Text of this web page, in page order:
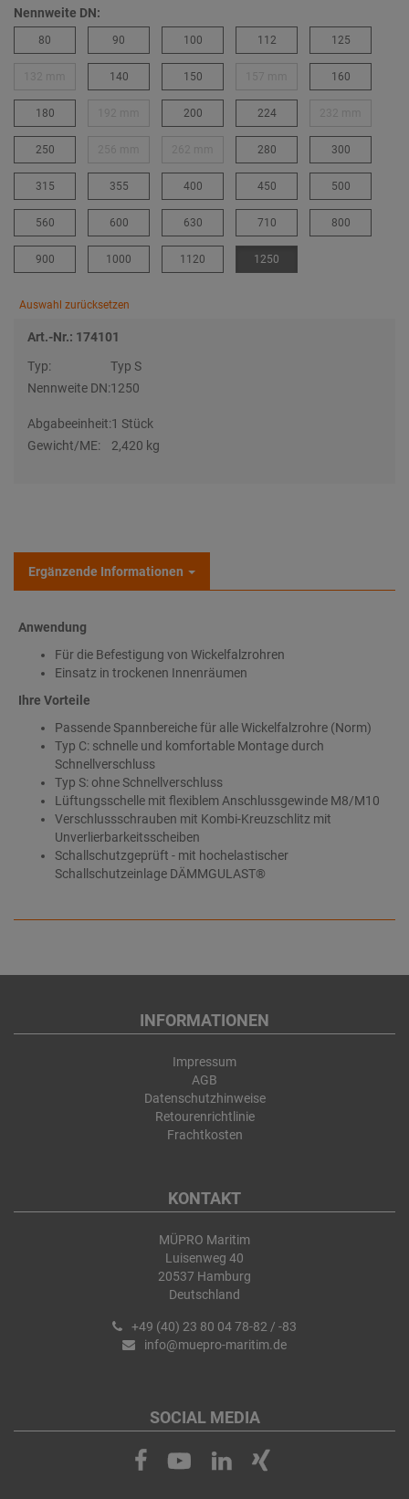
Nennweite DN:
80 90 100 112 125
140 150 160
180 200 224
250 280 300
315 355 400 450 500
560 600 630 710 800
900 1000 1120 1250
Auswahl zurücksetzen
Art.-Nr.: 174101
Typ:
Typ S
Nennweite DN:1250
Abgabeeinheit:1 Stück
Gewicht/ME:
2,420 kg
Ergänzende Informationen
Anwendung
Für die Befestigung von Wickelfalzrohren
Einsatz in trockenen Innenräumen
Ihre Vorteile
Passende Spannbereiche für alle Wickelfalzrohre (Norm)
Typ C: schnelle und komfortable Montage durch
Schnellverschluss
Typ S: ohne Schnellverschluss
Lüftungsschelle mit flexiblem Anschlussgewinde M8/M10
Verschlussschrauben mit Kombi-Kreuzschlitz mit
Unverlierbarkeitsscheiben
Schallschutzgeprüft - mit hochelastischer
Schallschutzeinlage DÄMMGULAST®
INFORMATIONEN
Impressum
AGB
Datenschutzhinweise
Retourenrichtlinie
Frachtkosten
KONTAKT
MÜPRO Maritim
Luisenweg 40
20537 Hamburg
Deutschland
+49 (40) 23 80 04 78-82 / -83
info@muepro-maritim.de
SOCIAL MEDIA